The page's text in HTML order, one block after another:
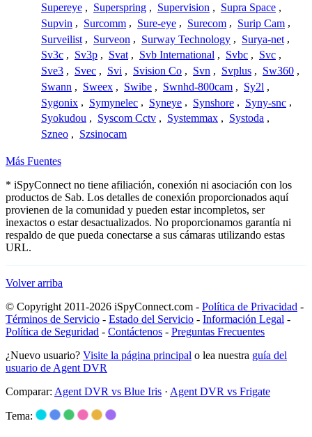
Supereye , Superspring , Supervision , Supra Space ,
Supvin , Surcomm , Sure-eye , Surecom , Surip Cam ,
Surveilist , Surveon , Surway Technology , Surya-net ,
Sv3c , Sv3p , Svat , Svb International , Svbc , Svc ,
Sve3 , Svec , Svi , Svision Co , Svn , Svplus , Sw360 ,
Swann , Sweex , Swibe , Swnhd-800cam , Sy2l ,
Sygonix , Symynelec , Syneye , Synshore , Syny-snc ,
Syokudou , Syscom Cctv , Systemmax , Systoda ,
Szneo , Szsinocam
Más Fuentes
* iSpyConnect no tiene afiliación, conexión ni asociación con los
productos de Sab. Los detalles de conexión proporcionados aquí
provienen de la comunidad y pueden estar incompletos, ser
inexactos o estar desactualizados. No proporcionamos garantía ni
respaldo de que pueda conectarse a sus cámaras utilizando estas
URL.
Volver arriba
© Copyright 2011-2026 iSpyConnect.com - Política de Privacidad -
Términos de Servicio - Estado del Servicio - Información Legal -
Política de Seguridad - Contáctenos - Preguntas Frecuentes
¿Nuevo usuario? Visite la página principal o lea nuestra guía del
usuario de Agent DVR
Comparar: Agent DVR vs Blue Iris · Agent DVR vs Frigate
Tema: